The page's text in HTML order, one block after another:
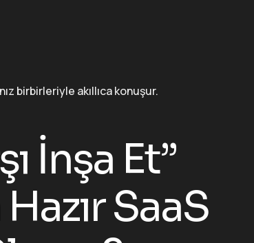
birbirleriyle akıllıca konuşur.
İnşa Et”
SaaS